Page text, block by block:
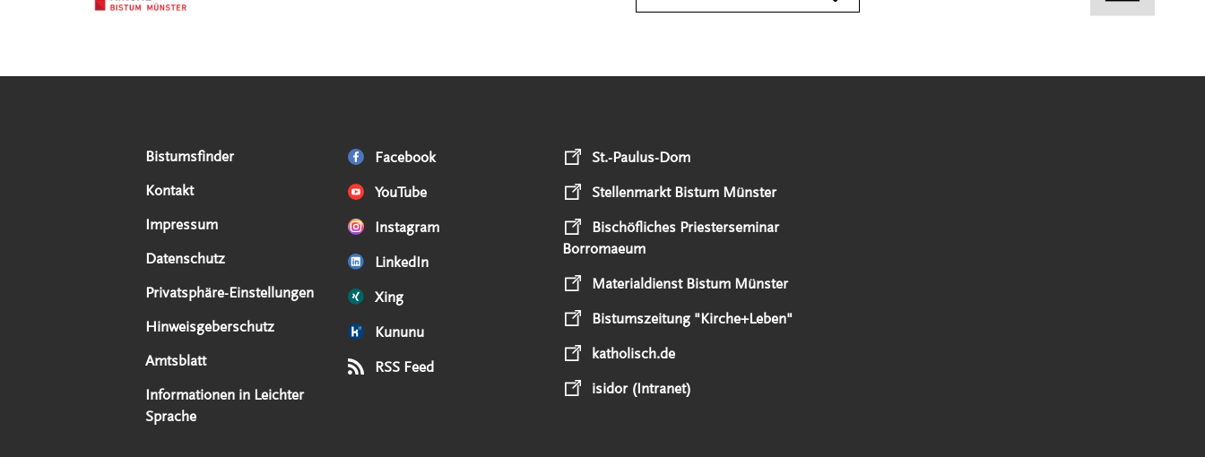
Serviceangebote
Bistumsfinder
Kontakt
Impressum
Datenschutz
Privatsphäre-Einstellungen
Hinweisgeberschutz
Amtsblatt
Informationen in Leichter
Sprache
Social Media Angebote Facebook
YouTube
Instagram
LinkedIn
Xing
Kununu
RSS Feed
Externe Links St.-Paulus-Dom
Stellenmarkt Bistum Münster
Bischöfliches Priesterseminar
Borromaeum
Materialdienst Bistum Münster
Bistumszeitung "Kirche+Leben"
katholisch.de
isidor (Intranet)